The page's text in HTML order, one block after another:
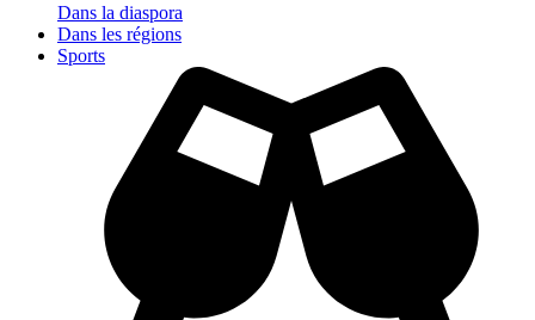
Dans la diaspora
Dans les régions
Sports